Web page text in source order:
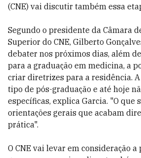
(CNE) vai discutir também essa
Segundo o presidente da Câmara
Superior do CNE, Gilberto
debater nos próximos dias, além
para a graduação em medicina, a
criar diretrizes para a residência.
tipo de pós-graduação e até hoje
específicas, explica Garcia. "O que
orientações gerais que acabam
prática".
O CNE vai levar em consideração a